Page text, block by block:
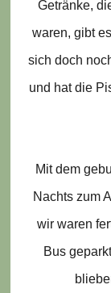
Getränke,
waren, gibt
sich doch
und hat die
Mit dem
Nachts zum
wir waren
Bus